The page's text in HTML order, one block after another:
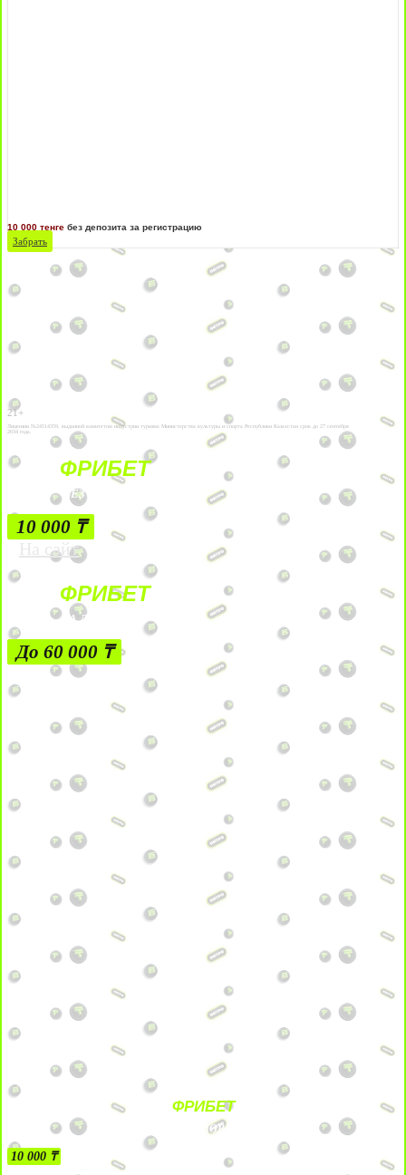
10 000 тенге без депозита за регистрацию
Забрать
21+
Лицензии №24514359, выданной комитетом индустрии туризма Министерства культуры и спорта Республики Казахстан срок до 27 сентября
2034 года.
ФРИБЕТ
БЕЗ УСЛОВИЙ
10 000 ₸
На сайт
ФРИБЕТ
ЗА ДЕПОЗИТЫ
До 60 000 ₸
ФРИБЕТ
БЕЗ УСЛОВИЙ
10 000 ₸